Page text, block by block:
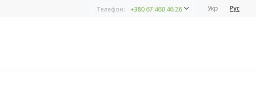
Телефон: +380 67 460 46 26 Укр Рус